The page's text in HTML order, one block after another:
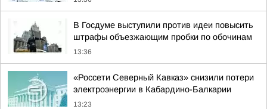
В Госдуме выступили против идеи повысить
штрафы объезжающим пробки по обочинам
13:36
«Россети Северный Кавказ» снизили потери
электроэнергии в Кабардино-Балкарии
13:23